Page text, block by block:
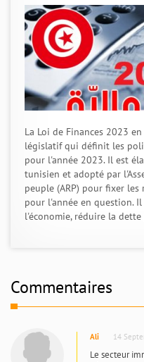
La Loi de Finances 2023
législatif qui définit les
pour l'année 2023. Il est
tunisien et adopté par
peuple (ARP) pour fixer
pour l'année en question.
l'économie, réduire la
Commentaires
Ali 14
Le secteur